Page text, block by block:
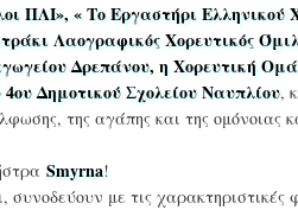
ΠΛΙ», « Το Εργαστήρι Ελληνικού
Λαογραφικός Χορευτικός
Δρεπάνου, η Χορευτική
Δημοτικού Σχολείου Ναυπλίου,
της αγάπης και της ομόνοιας
Smyrna!
με τις